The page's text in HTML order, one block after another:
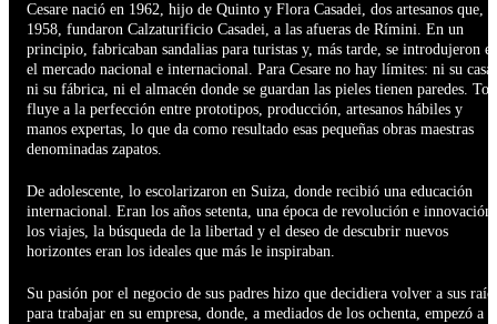
Cesare nació en 1962, hijo de Quinto y Flora Casadei, dos artesanos que,
1958, fundaron Calzaturificio Casadei, a las afueras de Rímini. En un
principio, fabricaban sandalias para turistas y, más tarde, se introdujeron
el mercado nacional e internacional. Para Cesare no hay límites: ni su casa,
ni su fábrica, ni el almacén donde se guardan las pieles tienen paredes.
fluye a la perfección entre prototipos, producción, artesanos hábiles y
manos expertas, lo que da como resultado esas pequeñas obras maestras
denominadas zapatos.
De adolescente, lo escolarizaron en Suiza, donde recibió una educación
internacional. Eran los años setenta, una época de revolución e innovación:
los viajes, la búsqueda de la libertad y el deseo de descubrir nuevos
horizontes eran los ideales que más le inspiraban.
Su pasión por el negocio de sus padres hizo que decidiera volver a sus
para trabajar en su empresa, donde, a mediados de los ochenta, empezó a